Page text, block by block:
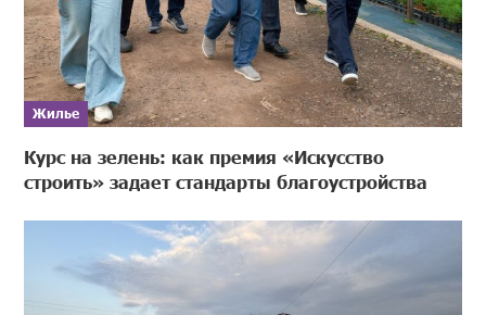
Жилье
Курс на зелень: как премия «Искусство
строить» задает стандарты благоустройства